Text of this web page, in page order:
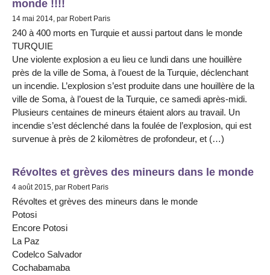
monde !!!!
14 mai 2014, par Robert Paris
240 à 400 morts en Turquie et aussi partout dans le monde
TURQUIE
Une violente explosion a eu lieu ce lundi dans une houillère
près de la ville de Soma, à l’ouest de la Turquie, déclenchant
un incendie. L’explosion s’est produite dans une houillère de la
ville de Soma, à l’ouest de la Turquie, ce samedi après-midi.
Plusieurs centaines de mineurs étaient alors au travail. Un
incendie s’est déclenché dans la foulée de l’explosion, qui est
survenue à près de 2 kilomètres de profondeur, et (…)
Révoltes et grèves des mineurs dans le monde
4 août 2015, par Robert Paris
Révoltes et grèves des mineurs dans le monde
Potosi
Encore Potosi
La Paz
Codelco Salvador
Cochabamaba